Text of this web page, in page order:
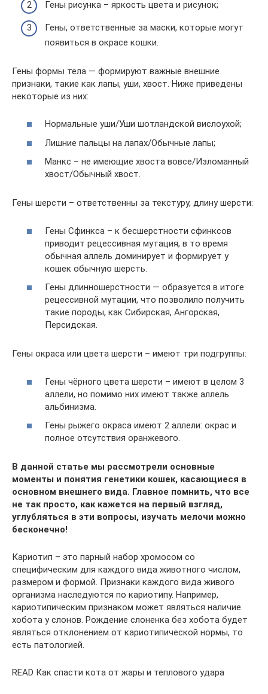
Гены рисунка – яркость цвета и рисунок;
Гены, ответственные за маски, которые могут
появиться в окрасе кошки.
Гены формы тела — формируют важные внешние
признаки, такие как лапы, уши, хвост. Ниже приведены
некоторые из них:
Нормальные уши/Уши шотландской вислоухой;
Лишние пальцы на лапах/Обычные лапы;
Манкс – не имеющие хвоста вовсе/Изломанный
хвост/Обычный хвост.
Гены шерсти – ответственны за текстуру, длину шерсти:
Гены Сфинкса – к бесшерстности сфинксов
приводит рецессивная мутация, в то время
обычная аллель доминирует и формирует у
кошек обычную шерсть.
Гены длинношерстности — образуется в итоге
рецессивной мутации, что позволило получить
такие породы, как Сибирская, Ангорская,
Персидская.
Гены окраса или цвета шерсти – имеют три подгруппы:
Гены чёрного цвета шерсти – имеют в целом 3
аллели, но помимо них имеют также аллель
альбинизма.
Гены рыжего окраса имеют 2 аллели: окрас и
полное отсутствия оранжевого.
В данной статье мы рассмотрели основные
моменты и понятия генетики кошек, касающиеся в
основном внешнего вида. Главное помнить, что все
не так просто, как кажется на первый взгляд,
углубляться в эти вопросы, изучать мелочи можно
бесконечно!
Кариотип – это парный набор хромосом со
специфическим для каждого вида животного числом,
размером и формой. Признаки каждого вида живого
организма наследуются по кариотипу. Например,
кариотипическим признаком может являться наличие
хобота у слонов. Рождение слоненка без хобота будет
являться отклонением от кариотипической нормы, то
есть патологией.
READ Как спасти кота от жары и теплового удара